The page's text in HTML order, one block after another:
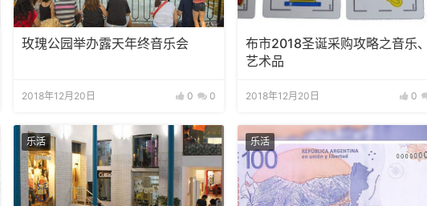
玫瑰公园举办露天年终音乐会
2018年12月20日 0 0
布市2018圣诞采购攻略之音乐
艺术品
2018年12月20日 0
乐活 乐活